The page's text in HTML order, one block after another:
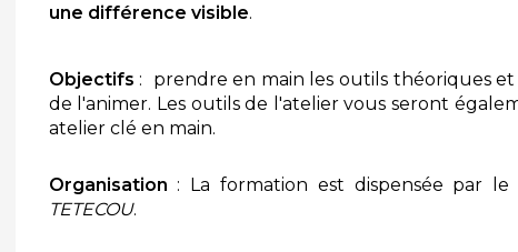
une différence visible.
Objectifs : prendre en main les outils théoriques
de l'animer. Les outils de l'atelier vous seront
atelier clé en main.
Organisation : La formation est dispensée par
TETECOU.